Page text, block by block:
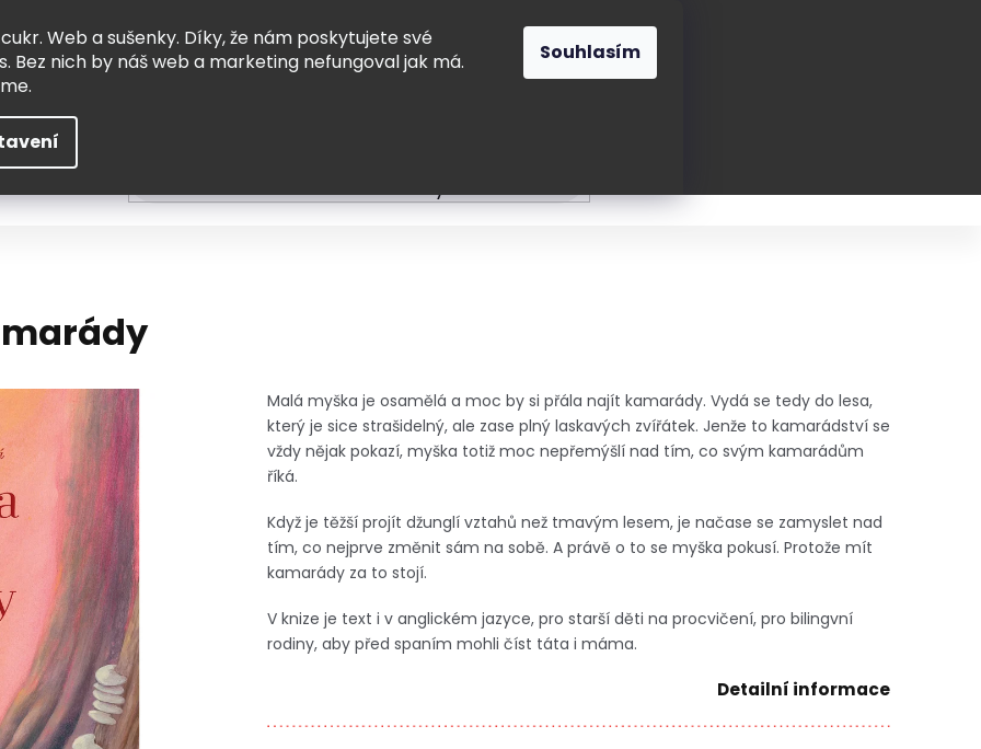
Web a sušenky. Díky, že nám poskytujete své
Bez nich by náš web a marketing nefungoval jak má.
Souhlasím
Malá myška je osamělá a moc by si přála najít kamarády. Vydá se tedy do lesa,
který je sice strašidelný, ale zase plný laskavých zvířátek. Jenže to kamarádství se
vždy nějak pokazí, myška totiž moc nepřemýšlí nad tím, co svým kamarádům
říká.
Když je těžší projít džunglí vztahů než tmavým lesem, je načase se zamyslet nad
tím, co nejprve změnit sám na sobě. A právě o to se myška pokusí. Protože mít
kamarády za to stojí.
V knize je text i v anglickém jazyce, pro starší děti na procvičení, pro bilingvní
rodiny, aby před spaním mohli číst táta i máma.
Detailní informace